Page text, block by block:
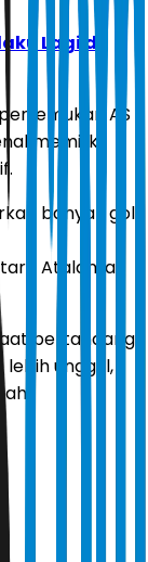
Lagi di
AS
memiliki
banyak gol
Atalanta
bertandang
lebih unggul,